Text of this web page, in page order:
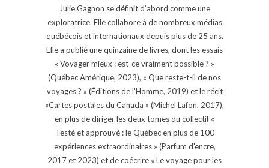
Julie Gagnon se définit d’abord comme une
exploratrice. Elle collabore à de nombreux médias
québécois et internationaux depuis plus de 25 ans.
Elle a publié une quinzaine de livres, dont les essais
« Voyager mieux : est-ce vraiment possible ? »
(Québec Amérique, 2023), « Que reste-t-il de nos
voyages ? » (Éditions de l'Homme, 2019) et le récit
«Cartes postales du Canada » (Michel Lafon, 2017),
en plus de diriger les deux tomes du collectif «
Testé et approuvé : le Québec en plus de 100
expériences extraordinaires » (Parfum d'encre,
2017 et 2023) et de coécrire « Le voyage pour les